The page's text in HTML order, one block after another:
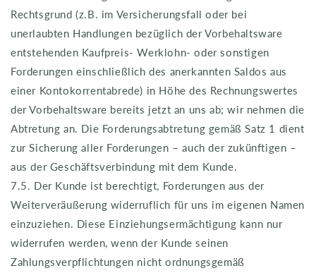
Rechtsgrund (z.B. im Versicherungsfall oder bei
unerlaubten Handlungen bezüglich der Vorbehaltsware
entstehenden Kaufpreis- Werklohn- oder sonstigen
Forderungen einschließlich des anerkannten Saldos aus
einer Kontokorrentabrede) in Höhe des Rechnungswertes
der Vorbehaltsware bereits jetzt an uns ab; wir nehmen die
Abtretung an. Die Forderungsabtretung gemäß Satz 1 dient
zur Sicherung aller Forderungen – auch der zukünftigen –
aus der Geschäftsverbindung mit dem Kunde.
7.5. Der Kunde ist berechtigt, Forderungen aus der
Weiterveräußerung widerruflich für uns im eigenen Namen
einzuziehen. Diese Einziehungsermächtigung kann nur
widerrufen werden, wenn der Kunde seinen
Zahlungsverpflichtungen nicht ordnungsgemäß